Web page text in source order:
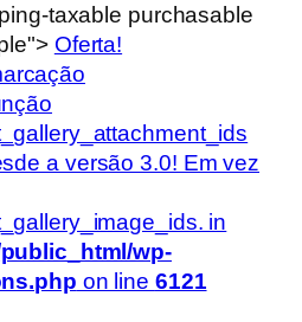
taxable purchasable
Oferta!
a versão 3.0! Em vez
in
wp-
on line 6121